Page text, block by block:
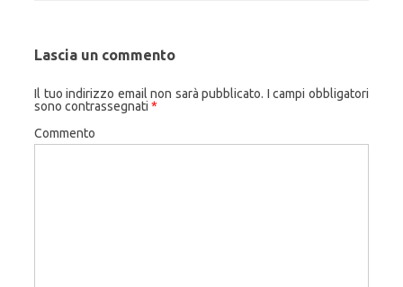
Lascia un commento
Il tuo indirizzo email non sarà pubblicato. I campi obbligatori
sono contrassegnati *
Commento